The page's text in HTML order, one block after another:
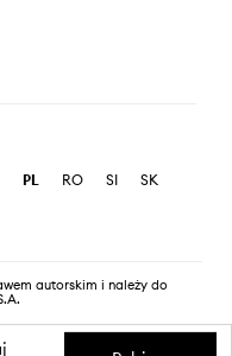
PL RO SI
SK
autorskim i należy do